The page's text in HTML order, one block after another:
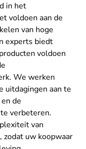
in het
voldoen aan de
van hoge
experts biedt
voldoen
We werken
uitdagingen aan te
de
verbeteren.
van
uw koopwaar